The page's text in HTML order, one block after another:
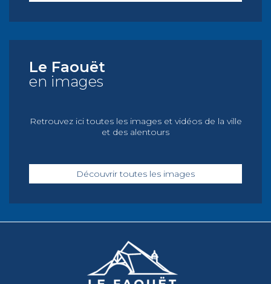
Le Faouët
en images
Retrouvez ici toutes les images et vidéos de la ville
et des alentours
Découvrir toutes les images